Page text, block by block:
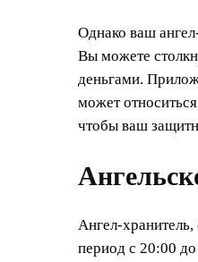
Однако ваш
Вы можете
деньгами.
может
чтобы ваш
Ангел-
период с 20:00